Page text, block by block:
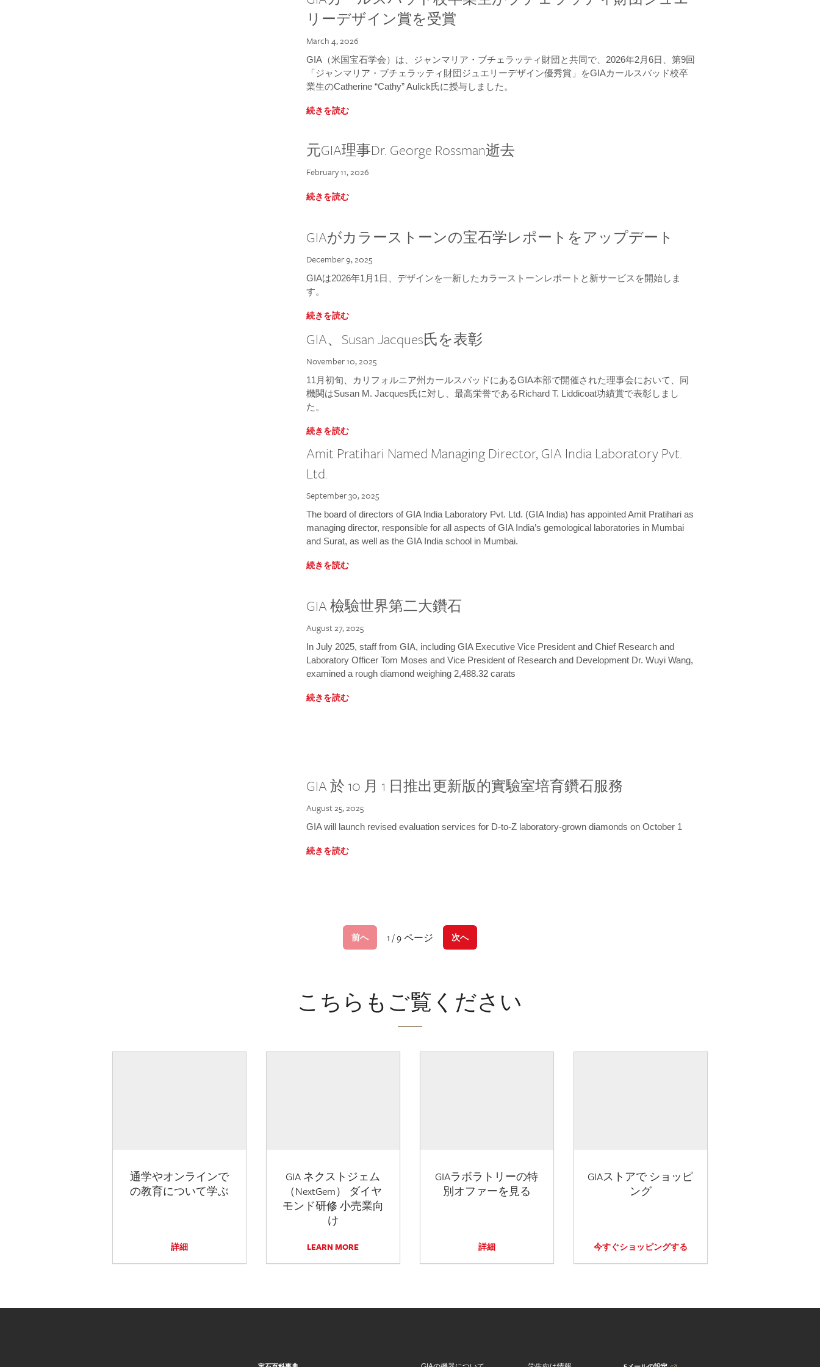
リーデザイン賞を受賞
March 4, 2026
GIA（米国宝石学会）は、ジャンマリア・ブチェラッティ財団と共同で、2026年2月6日、第9回
「ジャンマリア・ブチェラッティ財団ジュエリーデザイン優秀賞」をGIAカールスバッド校卒
業生のCatherine “Cathy” Aulick氏に授与しました。
続きを読む
元GIA理事Dr. George Rossman逝去
February 11, 2026
続きを読む
GIAがカラーストーンの宝石学レポートをアップデート
December 9, 2025
GIAは2026年1月1日、デザインを一新したカラーストーンレポートと新サービスを開始しま
す。
続きを読む
GIA、Susan Jacques氏を表彰
November 10, 2025
11月初旬、カリフォルニア州カールスバッドにあるGIA本部で開催された理事会において、同
機関はSusan M. Jacques氏に対し、最高栄誉であるRichard T. Liddicoat功績賞で表彰しまし
た。
続きを読む
Amit Pratihari Named Managing Director, GIA India Laboratory Pvt.
Ltd.
September 30, 2025
The board of directors of GIA India Laboratory Pvt. Ltd. (GIA India) has appointed Amit Pratihari as
managing director, responsible for all aspects of GIA India’s gemological laboratories in Mumbai
and Surat, as well as the GIA India school in Mumbai.
続きを読む
GIA 檢驗世界第二大鑽石
August 27, 2025
In July 2025, staff from GIA, including GIA Executive Vice President and Chief Research and
Laboratory Officer Tom Moses and Vice President of Research and Development Dr. Wuyi Wang,
examined a rough diamond weighing 2,488.32 carats
続きを読む
GIA 於 10 月 1 日推出更新版的實驗室培育鑽石服務
August 25, 2025
GIA will launch revised evaluation services for D-to-Z laboratory-grown diamonds on October 1
続きを読む
前へ 1 / 9 ページ 次へ
こちらもご覧ください
通学やオンラインで
の教育について学ぶ
詳細
GIA ネクストジェム
（NextGem） ダイヤ
モンド研修 小売業向
け
LEARN MORE
GIAラボラトリーの特
別オファーを見る
詳細
GIAストアで ショッピ
ング
今すぐショッピングする